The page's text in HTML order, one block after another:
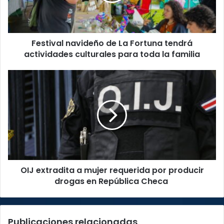
actividades
culturales
para
Festival navideño de La Fortuna tendrá
actividades culturales para toda la familia
extradita
requerida
producir
drogas
en
República
OIJ extradita a mujer requerida por producir
drogas en República Checa